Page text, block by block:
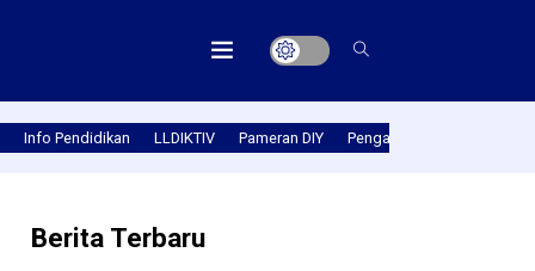
Info Pendidikan LLDIKTIV Pameran DIY Pengabmas
Berita Terbaru